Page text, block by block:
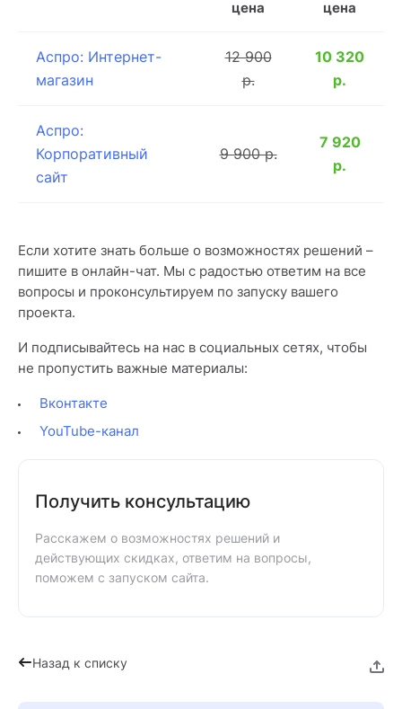
цена цена
Аспро: Интернет-
магазин
12 900
р.
10 320
р.
Аспро:
Корпоративный
сайт
9 900 р.
7 920
р.
Если хотите знать больше о возможностях решений –
пишите в онлайн-чат. Мы с радостью ответим на все
вопросы и проконсультируем по запуску вашего
проекта.
И подписывайтесь на нас в социальных сетях, чтобы
не пропустить важные материалы:
Вконтакте
YouTube-канал
Получить консультацию
Расскажем о возможностях решений и
действующих скидках, ответим на вопросы,
поможем с запуском сайта.
Назад к списку